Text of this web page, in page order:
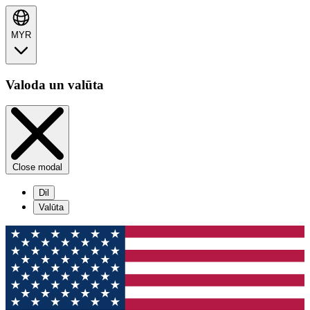
MYR
Valoda un valūta
Close modal
Dil
Valūta